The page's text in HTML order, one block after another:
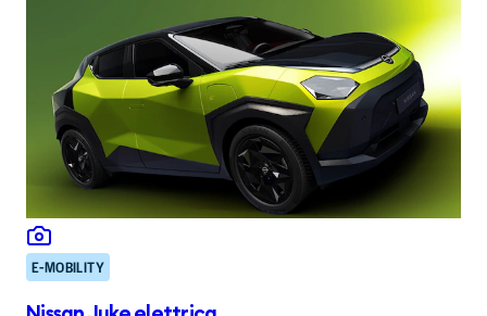
E-MOBILITY